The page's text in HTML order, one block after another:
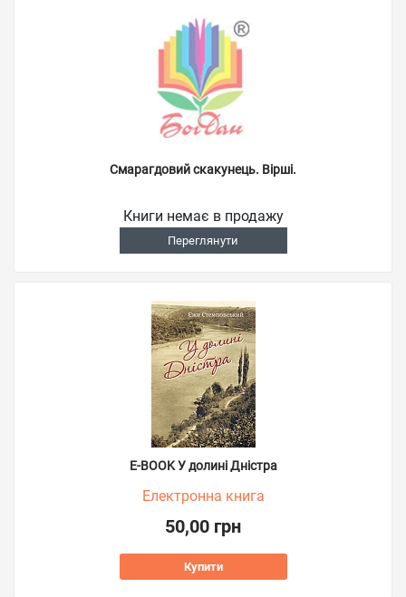
Смарагдовий скакунець. Вірші.
Книги немає в продажу
Переглянути
E-BOOK У долині Дністра
Електронна книга
50,00 грн
Купити